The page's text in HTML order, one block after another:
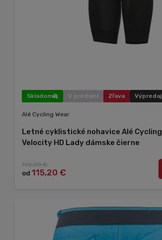
Skladom V predajni Zľava Výpredaj
Alé Cycling Wear
Letné cyklistické nohavice Alé Cycling
Velocity HD Lady dámske čierne
192,00 €
od 115,20 €